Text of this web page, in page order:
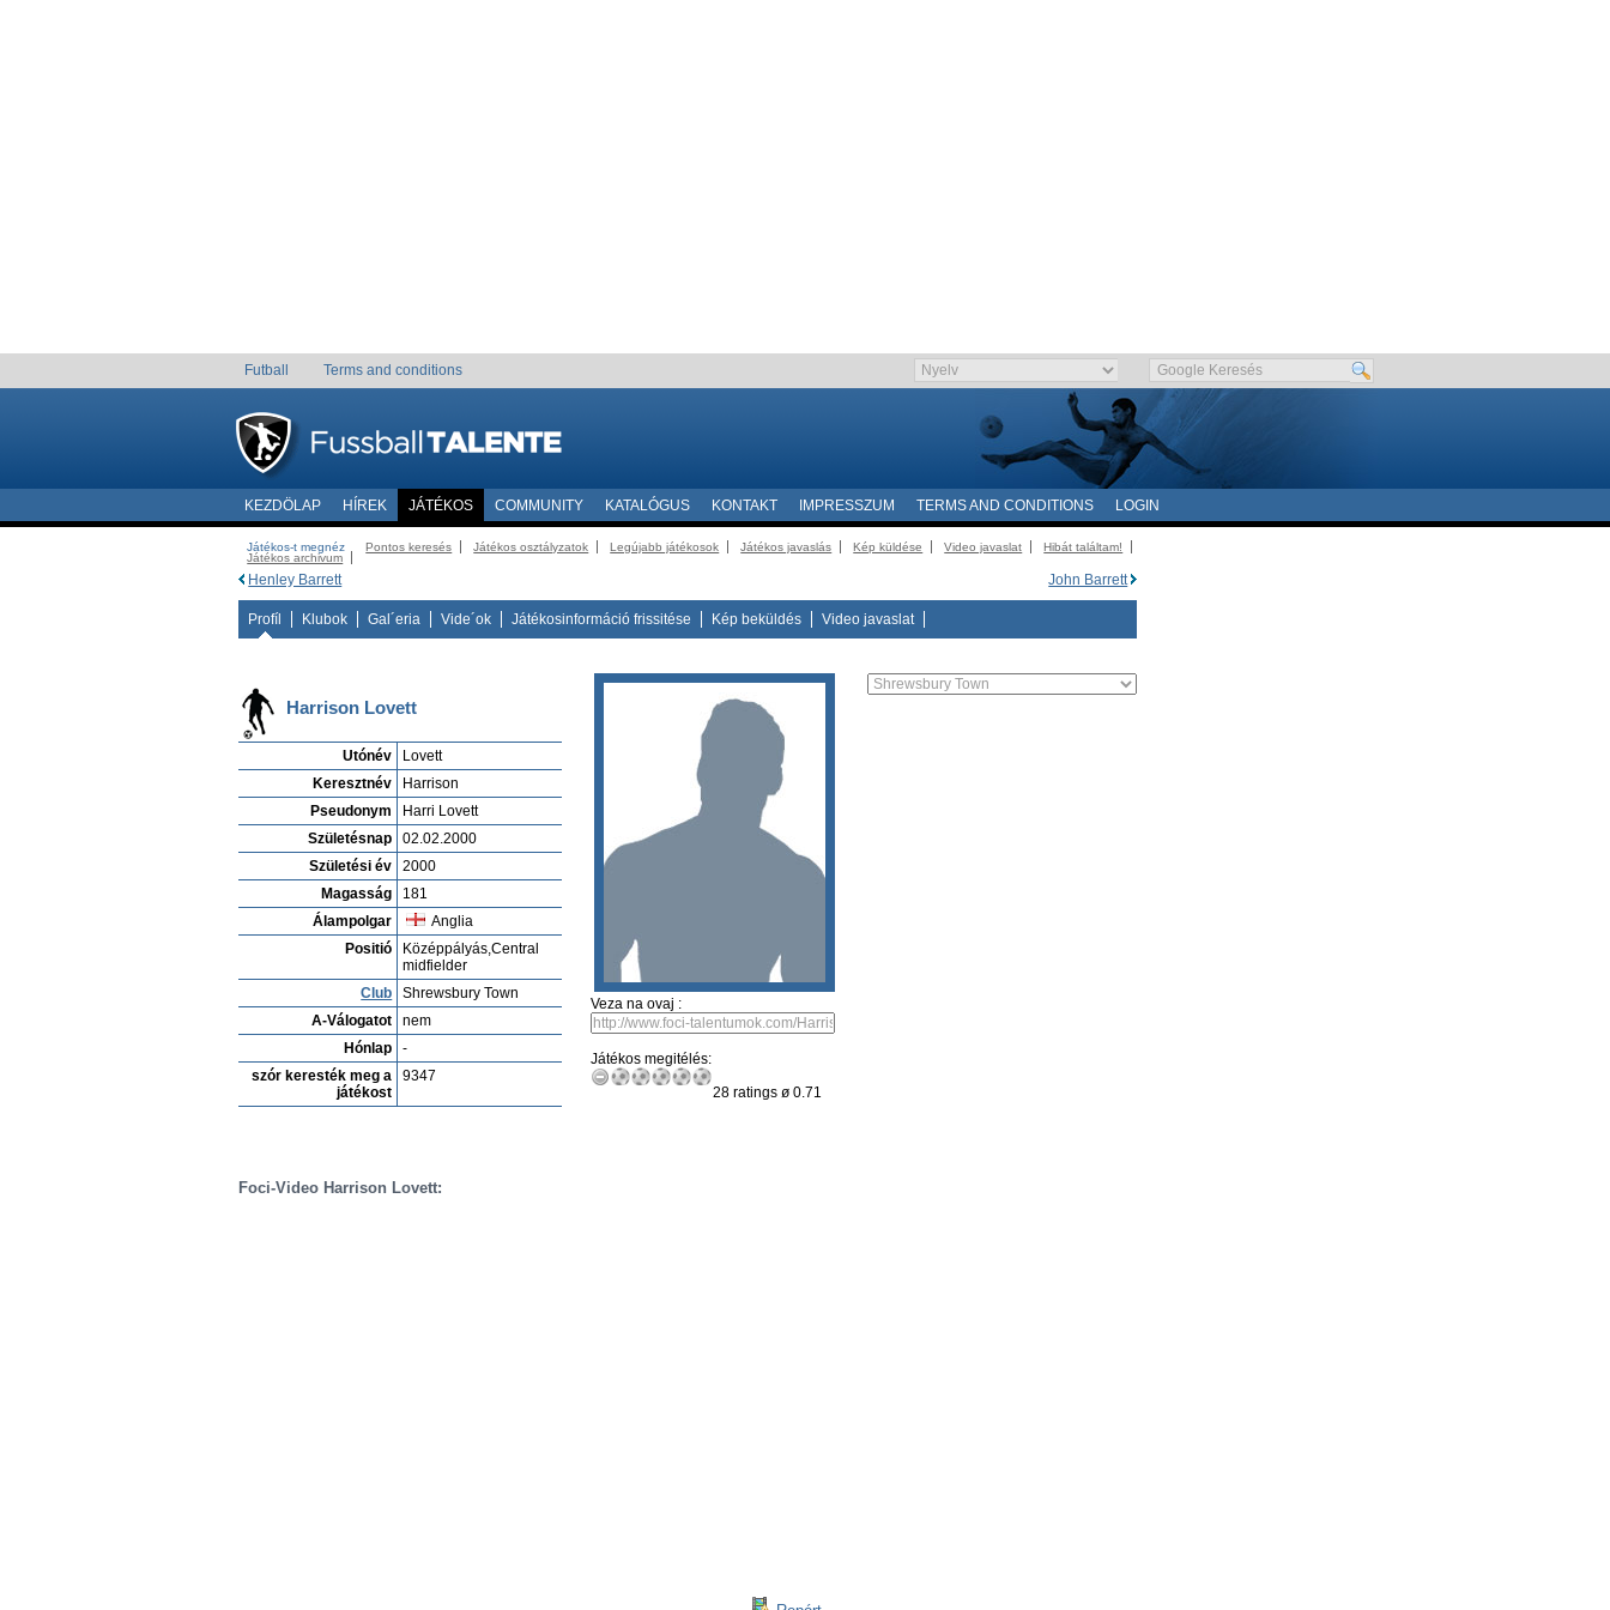
Futball Terms and conditions
KEZDÖLAP HÍREK JÁTÉKOS COMMUNITY KATALÓGUS KONTAKT IMPRESSZUM TERMS AND CONDITIONS LOGIN
Játékos-t megnéz Pontos keresés Játékos osztályzatok Legújabb játékosok Játékos javaslás Kép küldése Video javaslat
Hibát találtam!
Játékos archivum
John Barrett
Henley Barrett
Profíl Klubok Gal´eria Vide´ok Játékosinformáció frissitése Kép beküldés Video javaslat
Harrison Lovett
Utónév
Lovett
Keresztnév
Harrison
Pseudonym
Harri Lovett
Születésnap
02.02.2000
Születési év
2000
Magasság
181
Álampolgar
Anglia
Positió
Középpályás,Central
midfielder
Club
Shrewsbury Town
A-Válogatot
nem
Hónlap
-
szór keresték meg a
játékost
9347
Veza na ovaj :
Játékos megitélés:
28 ratings ø 0.71
Foci-Video Harrison Lovett: